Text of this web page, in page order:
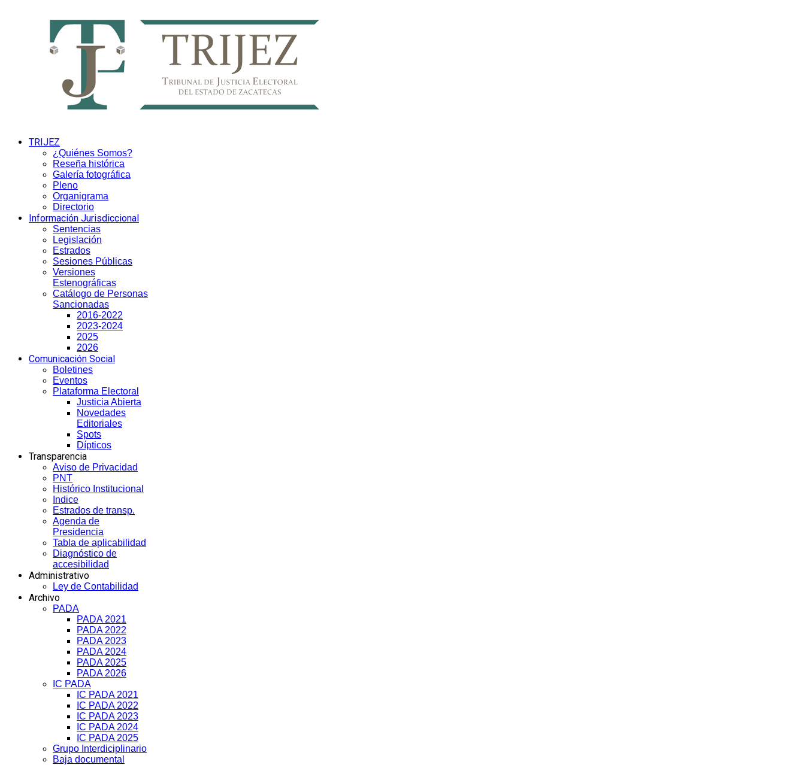
TRIJEZ
¿Quiénes Somos?
Reseña histórica
Galería fotográfica
Pleno
Organigrama
Directorio
Información Jurisdiccional
Sentencias
Legislación
Estrados
Sesiones Públicas
Versiones
Estenográficas
Catálogo de Personas
Sancionadas
2016-2022
2023-2024
2025
2026
Comunicación Social
Boletines
Eventos
Plataforma Electoral
Justicia Abierta
Novedades
Editoriales
Spots
Dípticos
Transparencia
Aviso de Privacidad
PNT
Histórico Institucional
Indice
Estrados de transp.
Agenda de
Presidencia
Tabla de aplicabilidad
Diagnóstico de
accesibilidad
Administrativo
Ley de Contabilidad
Archivo
PADA
PADA 2021
PADA 2022
PADA 2023
PADA 2024
PADA 2025
PADA 2026
IC PADA
IC PADA 2021
IC PADA 2022
IC PADA 2023
IC PADA 2024
IC PADA 2025
Grupo Interdiciplinario
Baja documental